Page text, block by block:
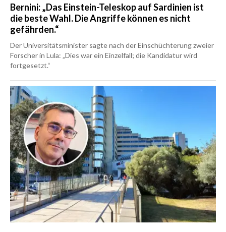
Bernini: „Das Einstein-Teleskop auf Sardinien ist
die beste Wahl. Die Angriffe können es nicht
gefährden.“
Der Universitätsminister sagte nach der Einschüchterung zweier
Forscher in Lula: „Dies war ein Einzelfall; die Kandidatur wird
fortgesetzt.“